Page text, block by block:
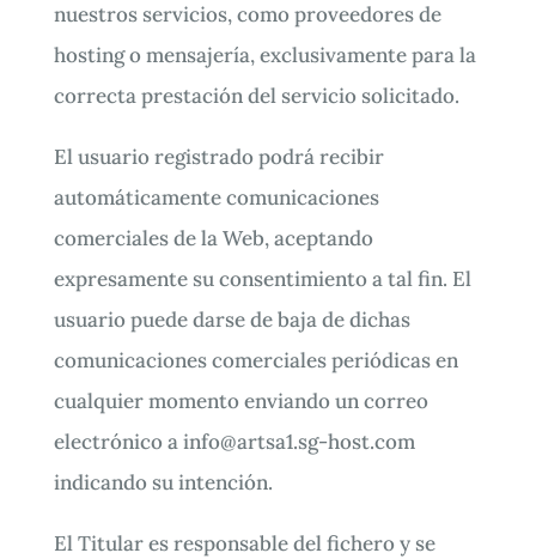
nuestros servicios, como proveedores de
hosting o mensajería, exclusivamente para la
correcta prestación del servicio solicitado.
El usuario registrado podrá recibir
automáticamente comunicaciones
comerciales de la Web, aceptando
expresamente su consentimiento a tal fin. El
usuario puede darse de baja de dichas
comunicaciones comerciales periódicas en
cualquier momento enviando un correo
electrónico ainfo@artsa1.sg-host.com
indicando su intención.
El Titular es responsable del fichero y se